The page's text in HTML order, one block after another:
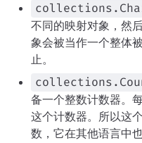
不同的映射对象，然
象会被当作一个整体
止。
备一个整数计数器。
这个计数器。所以这
数，它在其他语言中